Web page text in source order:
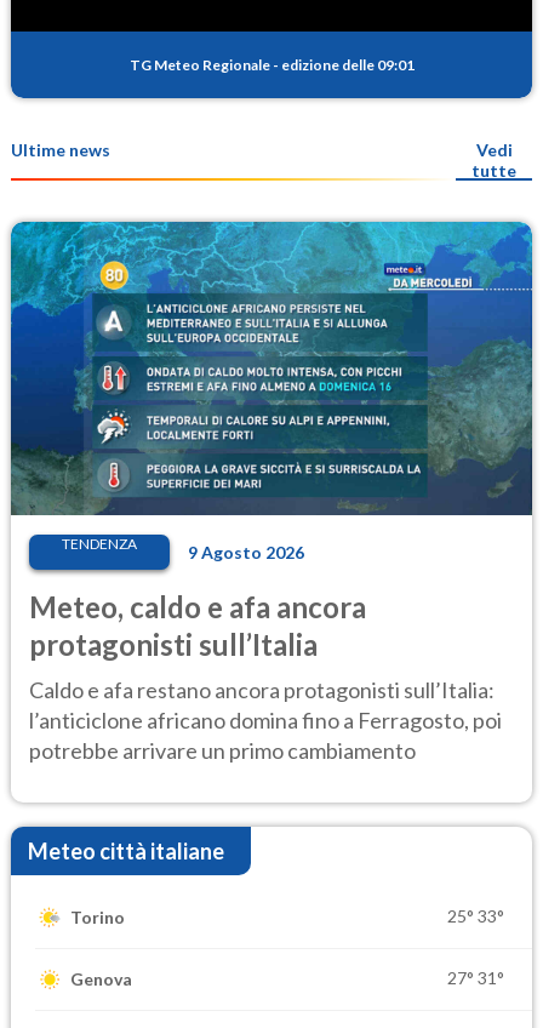
TG Meteo Regionale - edizione delle 09:01
Ultime news
Vedi
tutte
TENDENZA 9 Agosto 2026
Meteo, caldo e afa ancora
protagonisti sull’Italia
Caldo e afa restano ancora protagonisti sull’Italia:
l’anticiclone africano domina fino a Ferragosto, poi
potrebbe arrivare un primo cambiamento
Meteo città italiane
Torino 25° 33°
Genova 27° 31°